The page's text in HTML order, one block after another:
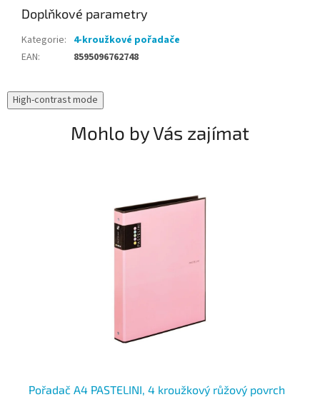
Doplňkové parametry
Kategorie: 4-kroužkové pořadače
EAN: 8595096762748
High-contrast mode
Mohlo by Vás zajímat
Pořadač A4 PASTELINI, 4 kroužkový růžový povrch